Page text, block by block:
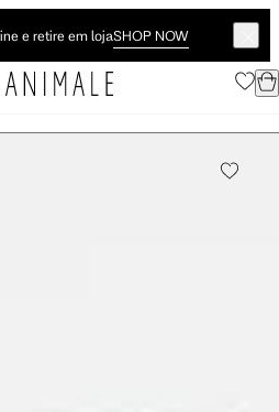
e retire em lojaSHOP NOW